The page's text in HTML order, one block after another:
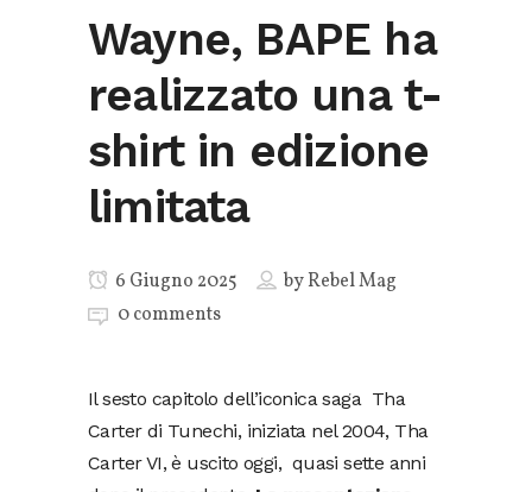
Wayne, BAPE ha
realizzato una t-
shirt in edizione
limitata
6 Giugno 2025 byRebel Mag
0 comments
Il sesto capitolo dell’iconica saga Tha
Carter di Tunechi, iniziata nel 2004, Tha
Carter VI, è uscito oggi, quasi sette anni